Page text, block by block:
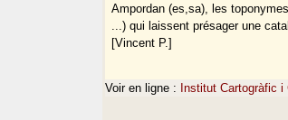
Ampordan (es,sa), les
...) qui laissent présager une
[Vincent P.]
Voir en ligne : Institut Cartogràfic i